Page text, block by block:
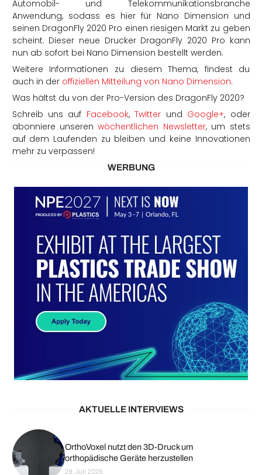
Automobil- und Telekommunikationsbranche
Anwendung, sodass es hier für Nano Dimension und
seinen DragonFly 2020 Pro einen riesigen Markt zu geben
scheint. Dieser neue Drucker DragonFly 2020 Pro kann
nun ab sofort bei Nano Dimension bestellt werden.
Weitere Informationen zu diesem Thema, findest du
auch in der offiziellen Mitteilung von Nano Dimension.
Was hältst du von der Pro-Version des DragonFly 2020?
Schreib uns auf Facebook,Twitter und Google+, oder
abonniere unserenwöchentlichen Newsletter, um stets
auf dem Laufenden zu bleiben und keine Innovationen
mehr zu verpassen!
WERBUNG
AKTUELLE INTERVIEWS
OrthoVoxel nutzt den 3D-Druck um
orthopädische Geräte herzustellen
29. Juli 2026